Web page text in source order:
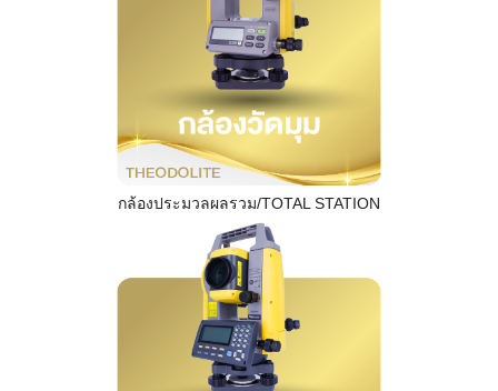
กล้องประมวลผลรวม/TOTAL STATION